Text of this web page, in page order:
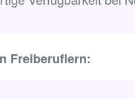
Freiberuflern: